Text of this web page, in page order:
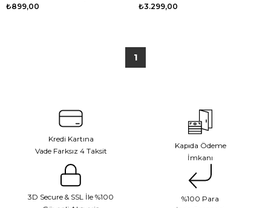
₺899,00
₺3.299,00
1
Kredi Kartına
Vade Farksız 4 Taksit
Kapıda Ödeme
İmkanı
3D Secure & SSL İle %100
%100 Para